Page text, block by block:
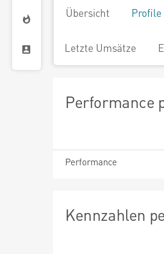
Übersicht Profile
Letzte Umsätze
Performance
Performance
Kennzahlen